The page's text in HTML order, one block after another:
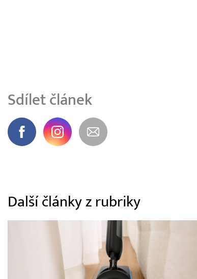
Sdílet článek
Další články z rubriky